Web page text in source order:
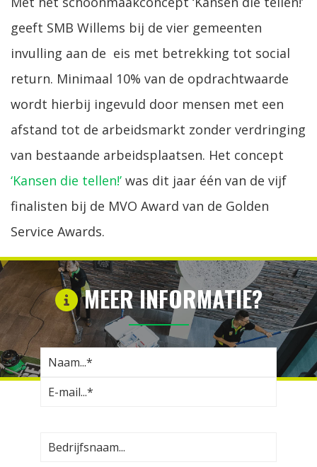
geeft SMB Willems bij de vier gemeenten
invulling aan de eis met betrekking tot social
return. Minimaal 10% van de opdrachtwaarde
wordt hierbij ingevuld door mensen met een
afstand tot de arbeidsmarkt zonder verdringing
van bestaande arbeidsplaatsen. Het concept
‘Kansen die tellen!’ was dit jaar één van de vijf
finalisten bij de MVO Award van de Golden
Service Awards.
MEER INFORMATIE?